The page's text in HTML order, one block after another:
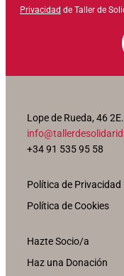
Privacidad de Taller de
Lope de Rueda, 46
+34 91 535 95 58
Política de Privacidad
Política de Cookies
Hazte Socio/a
Haz una Donación